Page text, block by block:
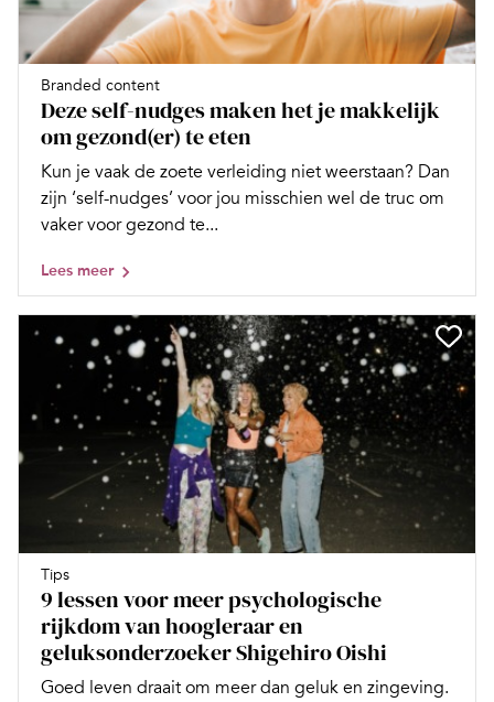
Branded content
Deze self-nudges maken het je makkelijk
om gezond(er) te eten
Kun je vaak de zoete verleiding niet weerstaan? Dan
zijn ‘self-nudges’ voor jou misschien wel de truc om
vaker voor gezond te...
Lees meer
Tips
9 lessen voor meer psychologische
rijkdom van hoogleraar en
geluksonderzoeker Shigehiro Oishi
Goed leven draait om meer dan geluk en zingeving.